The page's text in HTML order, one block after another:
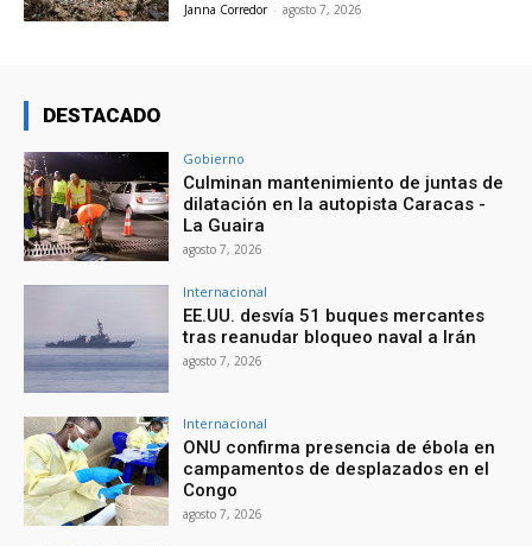
Janna Corredor - agosto 7, 2026
DESTACADO
Gobierno
Culminan mantenimiento de juntas de
dilatación en la autopista Caracas -
La Guaira
agosto 7, 2026
Internacional
EE.UU. desvía 51 buques mercantes
tras reanudar bloqueo naval a Irán
agosto 7, 2026
Internacional
ONU confirma presencia de ébola en
campamentos de desplazados en el
Congo
agosto 7, 2026